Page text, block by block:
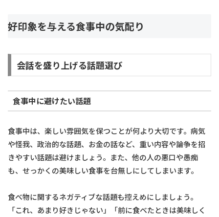
好印象を与える食事中の気配り
会話を盛り上げる話題選び
食事中に避けたい話題
食事中は、楽しい雰囲気を保つことが何より大切です。病気
や怪我、政治的な話題、お金の話など、重い内容や論争を招
きやすい話題は避けましょう。また、他の人の悪口や愚痴
も、せっかくの美味しい食事を台無しにしてしまいます。
食べ物に関するネガティブな話題も控えめにしましょう。
「これ、あまり好きじゃない」「前に食べたときは美味しく